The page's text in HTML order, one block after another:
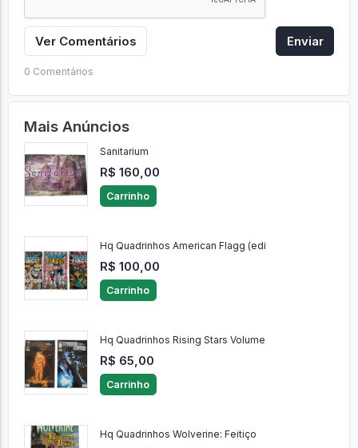
Ver Comentários Enviar
0 Comentários
Mais Anúncios
Sanitarium
R$ 160,00
Carrinho
Hq Quadrinhos American Flagg (edi
R$ 100,00
Carrinho
Hq Quadrinhos Rising Stars Volume
R$ 65,00
Carrinho
Hq Quadrinhos Wolverine: Feitiço